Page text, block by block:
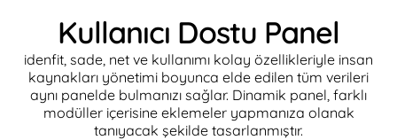
Kullanıcı Dostu Panel
idenfit, sade, net ve kullanımı kolay özellikleriyle insan
kaynakları yönetimi boyunca elde edilen tüm verileri
aynı panelde bulmanızı sağlar. Dinamik panel, farklı
modüller içerisine eklemeler yapmanıza olanak
tanıyacak şekilde tasarlanmıştır.